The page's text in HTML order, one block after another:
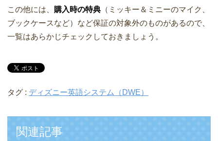
この他には、 購入時の特典 （ミッキー＆ミニーのマイク、
ブックケースなど）など保証の対象外のものがあるので、
一覧はあらかじチェックしておきましょう。
タグ : ディズニー英語システム（DWE）
関連記事